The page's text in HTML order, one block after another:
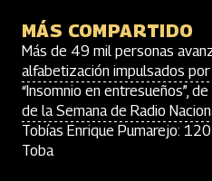
MÁS COMPARTIDO
Más de 49 mil personas
alfabetización impulsados
“Insomnio en entresueños”,
de la Semana de Radio
Tobías Enrique Pumarejo:
Toba